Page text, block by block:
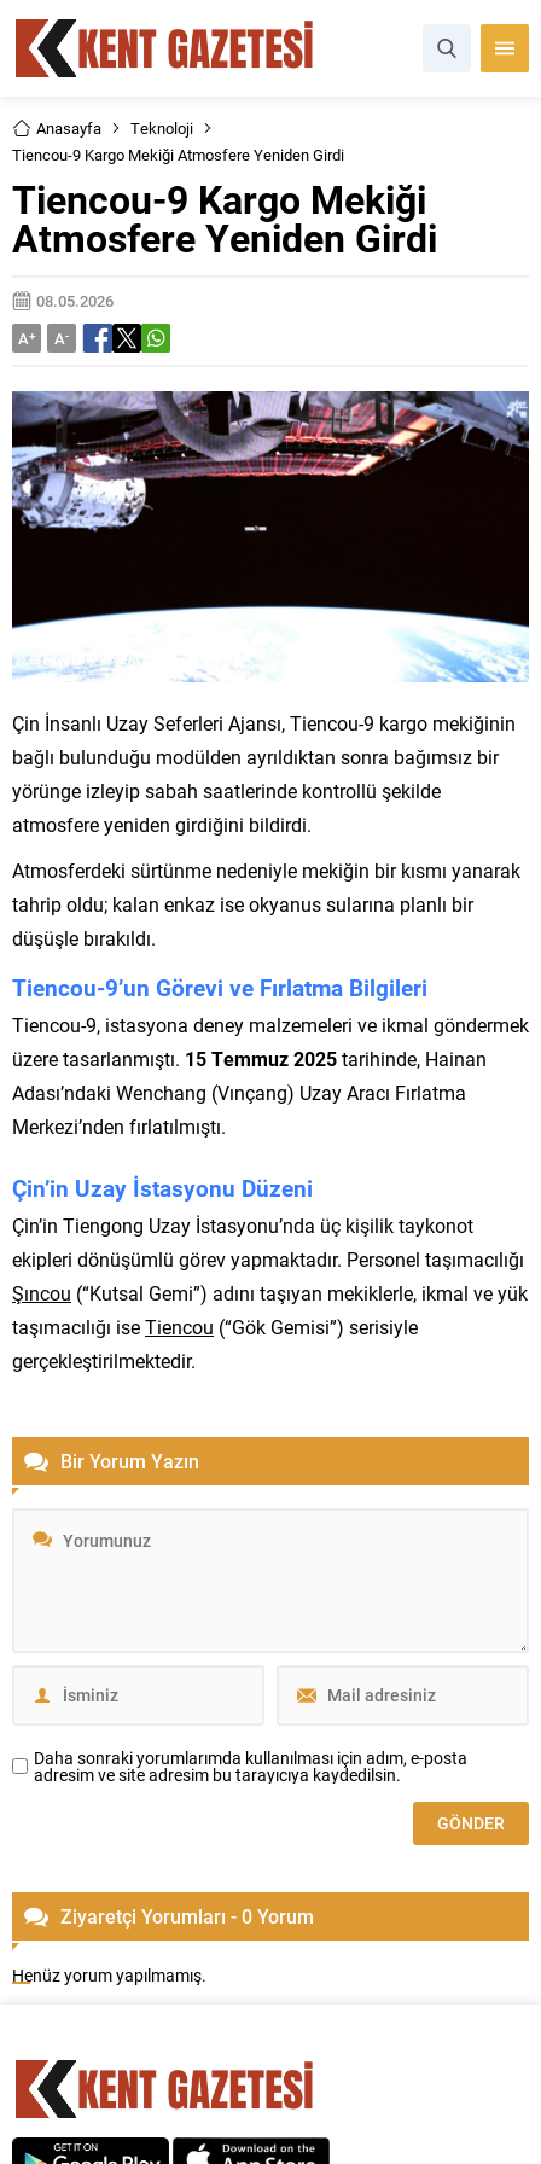
Anasayfa
Teknoloji
Tiencou-9 Kargo Mekiği Atmosfere Yeniden Girdi
Tiencou-9 Kargo Mekiği
Atmosfere Yeniden Girdi
08.05.2026
A+ A-
Çin İnsanlı Uzay Seferleri Ajansı, Tiencou-9 kargo mekiğinin
bağlı bulunduğu modülden ayrıldıktan sonra bağımsız bir
yörünge izleyip sabah saatlerinde kontrollü şekilde
atmosfere yeniden girdiğini bildirdi.
Atmosferdeki sürtünme nedeniyle mekiğin bir kısmı yanarak
tahrip oldu; kalan enkaz ise okyanus sularına planlı bir
düşüşle bırakıldı.
Tiencou-9’un Görevi ve Fırlatma Bilgileri
Tiencou-9, istasyona deney malzemeleri ve ikmal göndermek
üzere tasarlanmıştı. 15 Temmuz 2025tarihinde, Hainan
Adası’ndaki Wenchang (Vınçang) Uzay Aracı Fırlatma
Merkezi’nden fırlatılmıştı.
Çin’in Uzay İstasyonu Düzeni
Çin’in Tiengong Uzay İstasyonu’nda üç kişilik taykonot
ekipleri dönüşümlü görev yapmaktadır. Personel taşımacılığı
Şıncou (“Kutsal Gemi”) adını taşıyan mekiklerle, ikmal ve yük
taşımacılığı iseTiencou (“Gök Gemisi”) serisiyle
gerçekleştirilmektedir.
Bir Yorum Yazın
Daha sonraki yorumlarımda kullanılması için adım, e-posta
adresim ve site adresim bu tarayıcıya kaydedilsin.
Ziyaretçi Yorumları - 0 Yorum
Henüz yorum yapılmamış.